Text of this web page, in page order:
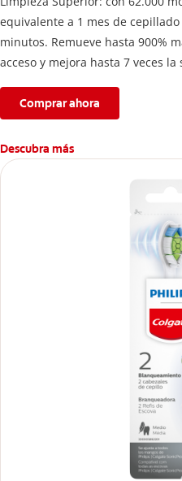
equivalente a 1 mes de
minutos. Remueve hasta 900%
acceso y mejora hasta 7 veces
Comprar ahora
Descubra más